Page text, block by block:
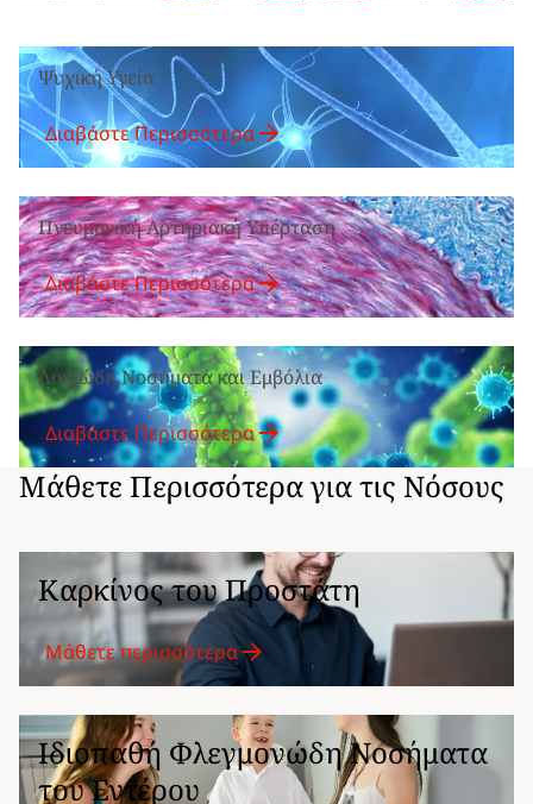
Ψυχική Υγεία
Διαβάστε Περισσότερα
Πνευμονική Αρτηριακή Υπέρταση
Διαβάστε Περισσότερα
Λοιμώδη Νοσήματα και Εμβόλια
Διαβάστε Περισσότερα
Μάθετε Περισσότερα για τις Νόσους
Καρκίνος του Προστάτη
Μάθετε περισσότερα
Ιδιοπαθή Φλεγμονώδη Νοσήματα
του Εντέρου